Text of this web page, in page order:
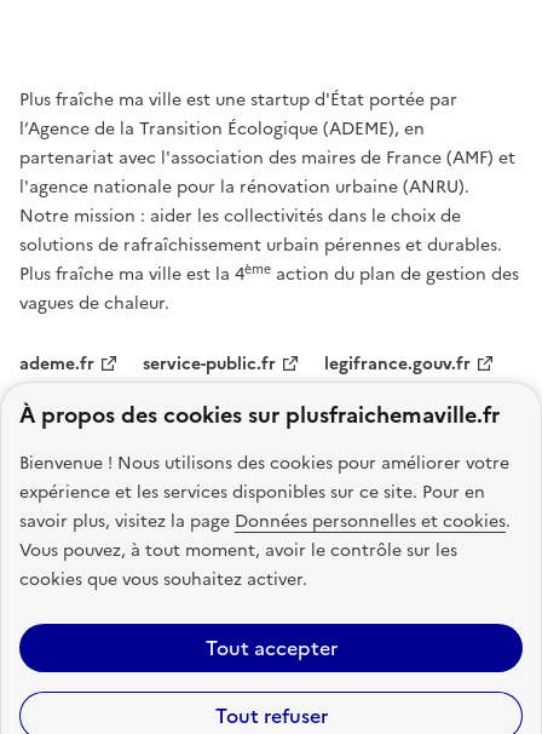
À propos des cookies sur plusfraichemaville.fr
Bienvenue ! Nous utilisons des cookies pour améliorer votre
expérience et les services disponibles sur ce site. Pour en
savoir plus, visitez la page Données personnelles et cookies.
Vous pouvez, à tout moment, avoir le contrôle sur les
cookies que vous souhaitez activer.
Tout accepter
Tout refuser
Plus fraîche ma ville est une startup d'État portée par
l’Agence de la Transition Écologique (ADEME), en
partenariat avec l'association des maires de France (AMF) et
l'agence nationale pour la rénovation urbaine (ANRU).
Notre mission : aider les collectivités dans le choix de
solutions de rafraîchissement urbain pérennes et durables.
Plus fraîche ma ville est la 4ème action du plan de gestion des
vagues de chaleur.
ademe.fr service-public.fr
legifrance.gouv.fr
data.gouv.fr
Nos partenaires
Accessibilité : non conforme Mentions légales Politique de
confidentialité Plan du site Gestion des cookies Statistiques Lettre
d’information
Code source